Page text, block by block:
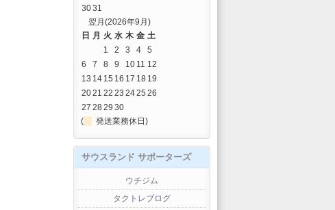
3031
翌月(2026年9月)
日 月 火 水 木 金 土
1
2 3 4
5
6
7 8 9 10 11 12
13 14 15 16 17 18 19
2021 22 23 2425 26
27 2829 30
(
発送業務休日)
サウスランド サポーターズ
ウチジム
タクトレブログ